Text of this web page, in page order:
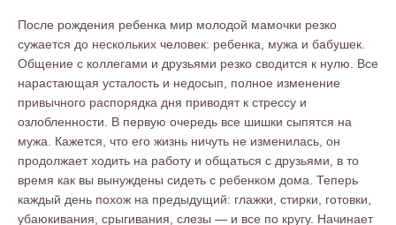
После рождения ребенка мир молодой мамочки резко
сужается до нескольких человек: ребенка, мужа и бабушек.
Общение с коллегами и друзьями резко сводится к нулю. Все
нарастающая усталость и недосып, полное изменение
привычного распорядка дня приводят к стрессу и
озлобленности. В первую очередь все шишки сыпятся на
мужа. Кажется, что его жизнь ничуть не изменилась, он
продолжает ходить на работу и общаться с друзьями, в то
время как вы вынуждены сидеть с ребенком дома. Теперь
каждый день похож на предыдущий: глажки, стирки, готовки,
убаюкивания, срыгивания, слезы — и все по кругу. Начинает